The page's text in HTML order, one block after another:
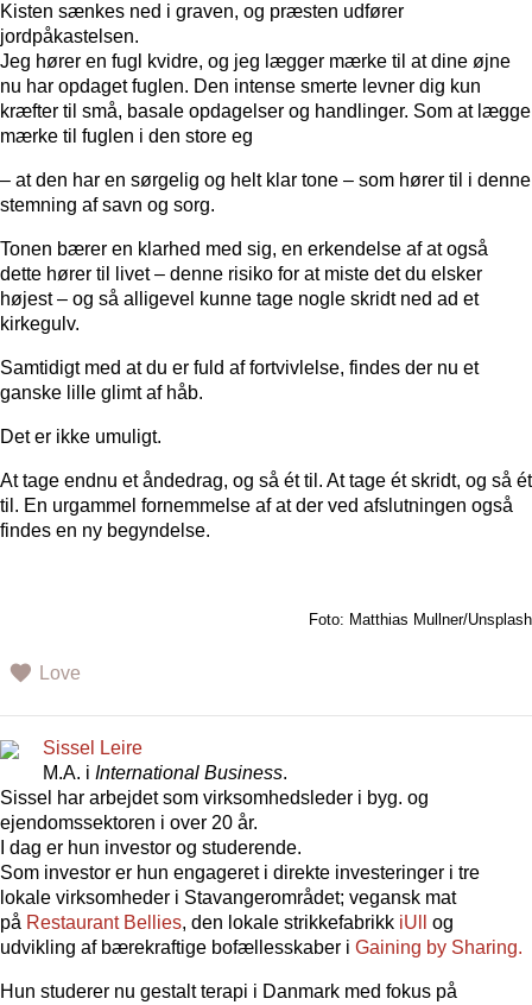
Kisten sænkes ned i graven, og præsten udfører
jordpåkastelsen.
Jeg hører en fugl kvidre, og jeg lægger mærke til at dine øjne
nu har opdaget fuglen. Den intense smerte levner dig kun
kræfter til små, basale opdagelser og handlinger. Som at lægge
mærke til fuglen i den store eg
– at den har en sørgelig og helt klar tone – som hører til i denne
stemning af savn og sorg.
Tonen bærer en klarhed med sig, en erkendelse af at også
dette hører til livet – denne risiko for at miste det du elsker
højest – og så alligevel kunne tage nogle skridt ned ad et
kirkegulv.
Samtidigt med at du er fuld af fortvivlelse, findes der nu et
ganske lille glimt af håb.
Det er ikke umuligt.
At tage endnu et åndedrag, og så ét til. At tage ét skridt, og så ét
til. En urgammel fornemmelse af at der ved afslutningen også
findes en ny begyndelse.
Foto: Matthias Mullner/Unsplash
Love
Sissel Leire
M.A. i International Business.
Sissel har arbejdet som virksomhedsleder i byg. og
ejendomssektoren i over 20 år.
I dag er hun investor og studerende.
Som investor er hun engageret i direkte investeringer i tre
lokale virksomheder i Stavangerområdet; vegansk mat
på Restaurant Bellies, den lokale strikkefabrikk iUll
og
udvikling af bærekraftige bofællesskaber i Gaining by Sharing.
Hun studerer nu gestalt terapi i Danmark med fokus på